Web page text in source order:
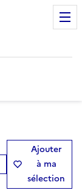
Ajouter
à ma
sélection